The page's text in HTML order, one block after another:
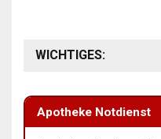
WICHTIGES:
Apotheke Notdienst